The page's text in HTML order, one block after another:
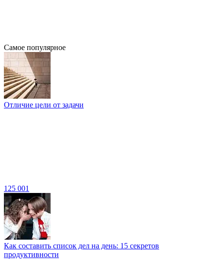
Самое популярное
Отличие цели от задачи
125 001
Как составить список дел на день: 15 секретов
продуктивности